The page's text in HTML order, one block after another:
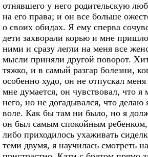
отнявшего у него родительскую
на его права; и он все больше
о своих обидах. Я ему сперва
дети захворали корью и мне
ними и сразу легли на меня все
мысли приняли другой поворот.
тяжко, и в самый разгар болезни,
особенно худо, он не отпускал
мне думается, он чувствовал, что я
него, но не догадывался, что делаю
воле. Как бы там ни было, но я
он был самым спокойным ребенком,
либо приходилось ухаживать
теми двумя, я научилась смотреть